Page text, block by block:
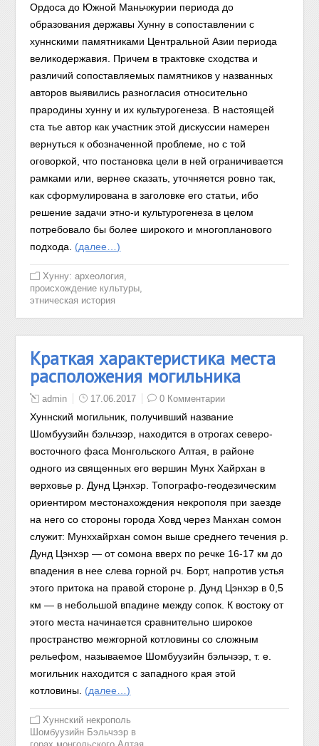
Ордоса до Южной Маньчжурии периода до
образования державы Хунну в сопоставлении с
хуннскими памятниками Центральной Азии периода
великодержавия. Причем в трактовке сходства и
различий сопоставляемых памятников у названных
авторов выявились разногласия относительно
прародины хунну и их культурогенеза. В настоящей
статье автор как участник этой дискуссии намерен
вернуться к обозначенной проблеме, но с той
оговоркой, что постановка цели в нейограничивается
рамками или, вернее сказать, уточняется ровно так,
каксформулирована взаголовкеего статьи, ибо
решение задачи этно-и культурогенеза в целом
потребовало бы более широкого и многопланового
подхода.
(далее…)
Хунну: археология,
происхождение культуры,
этническая история
Краткая характеристика места
расположения могильника
admin 17.06.2017 0 Комментарии
Хуннский могильник, получивший название
Шомбуузийн бэльчээр, находится в отрогах северо-
восточного фаса Монгольского Алтая, в районе
одного из священных его вершин Мунх Хайрхан в
верховье р. Дунд Цэнхэр. Топографо-геодезическим
ориентиром местонахождения некрополя при заезде
на него со стороны города Ховдчерез Манхан сомон
служит: Мунххайрхан сомон выше среднего течения р.
Дунд Цэнхэр — от сомона вверх по речке 16-17 км до
впадения в нее слева горной рч. Борт, напротив устья
этого притока на правой стороне р. Дунд Цэнхэр в 0,5
км— в небольшой впадине междусопок. К востоку от
этого места начинается сравнительно широкое
пространство межгорной котловинысо сложным
рельефом, называемое Шомбуузийн бэльчээр, т. е.
могильник находится с западного края этой
котловины. (далее…)
Хуннский некрополь
Шомбуузийн Бэльчээр в